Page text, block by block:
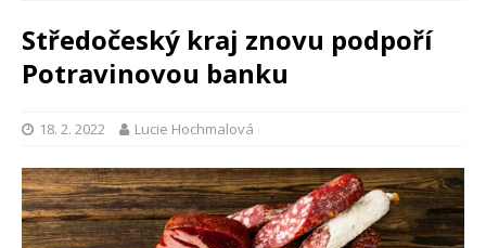
Středočeský kraj znovu podpoří
Potravinovou banku
18. 2. 2022 Lucie Hochmalová